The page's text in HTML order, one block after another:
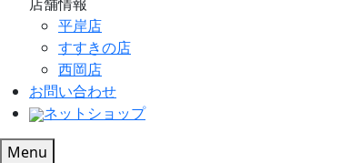
平岸店
すすきの店
西岡店
お問い合わせ
ネットショップ
Menu